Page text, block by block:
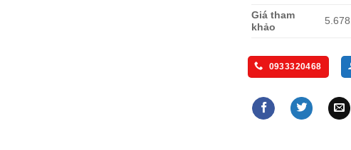
Giá tham
khảo
0933320468